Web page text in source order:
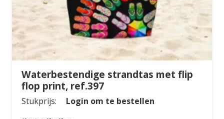
Waterbestendige strandtas met flip
flop print, ref.397
Stukprijs: Login om te bestellen